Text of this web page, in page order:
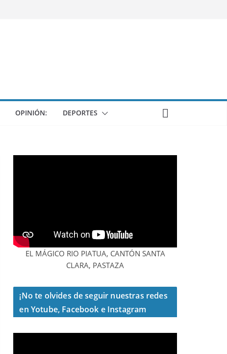
OPINIÓN: DEPORTES
EL MÁGICO RIO PIATUA, CANTÓN SANTA
CLARA, PASTAZA
¡No te olvides de seguir nuestras redes
en Yotube, Facebook e Instagram